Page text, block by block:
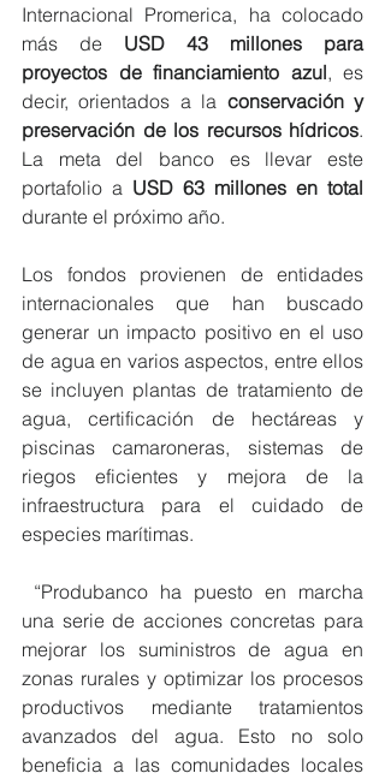
Internacional Promerica, ha colocado
más de USD 43 millones para
proyectos de financiamiento azul, es
decir, orientados a la conservación y
preservación de los recursos hídricos.
La meta del banco es llevar este
portafolio a USD 63 millones en total
durante el próximo año.
Los fondos provienen de entidades
internacionales que han buscado
generar un impacto positivo en el uso
de agua en varios aspectos, entre ellos
se incluyen plantas de tratamiento de
agua, certificación de hectáreas y
piscinas camaroneras, sistemas de
riegos eficientes y mejora de la
infraestructura para el cuidado de
especies marítimas.
una serie de acciones concretas para
mejorar los suministros de agua en
zonas rurales y optimizar los procesos
productivos mediante tratamientos
avanzados del agua. Esto no solo
beneficia a las comunidades locales